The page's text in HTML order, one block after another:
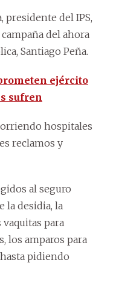
presidente del IPS,
del ahora
Santiago Peña.
ejército
sufren
hospitales
reclamos y
al seguro
la desidia, la
vaquitas para
los amparos para
pidiendo